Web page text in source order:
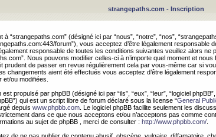
strangepaths.com - Inscription
à “strangepaths.com” (désigné ici par “nous”, “notre”, “nos”,
forum”), vous acceptez d’être légalement responsable
responsable de toutes les conditions suivantes veuillez alors ne
Nous pouvons modifier celles-ci à n’importe quel moment et
prudent de passer en revue régulièrement cela par vous-même car si
changements aient été effectués vous acceptez d’être légalement
et/ou modifiées.
propulsé par phpBB (désigné ici par “ils”, “eux”, “leur”, “logiciel
qui est un script libre de forum déclaré sous la license “General
depuis www.phpbb.com . Le logiciel phpBB facilite seulement les
dans ce que nous acceptons et/ou n’acceptons pas comme
au sujet de phpBB , merci de consulter : http://www.phpbb.com/